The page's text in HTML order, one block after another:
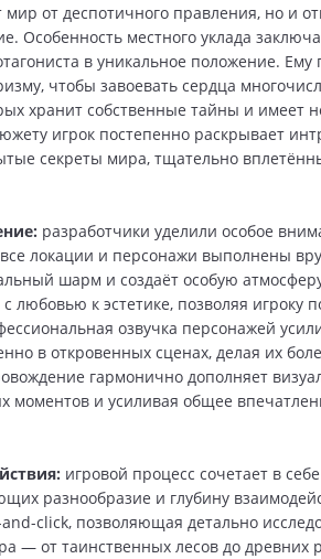
от деспотичного правления, но и
Особенность местного уклада
в уникальное положение. Ему
чтобы завоевать сердца
хранит собственные тайны и имеет
игрок постепенно раскрывает
секреты мира, тщательно
разработчики уделили особое
локации и персонажи выполнены
шарм и создаёт особую
любовью к эстетике, позволяя игроку
озвучка персонажей
в откровенных сценах, делая их
гармонично дополняет
моментов и усиливая общее
игровой процесс сочетает в
разнообразие и глубину
click, позволяющая детально
— от таинственных лесов до древних